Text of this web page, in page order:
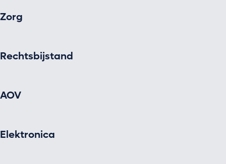
Zorg
Rechtsbijstand
AOV
Elektronica